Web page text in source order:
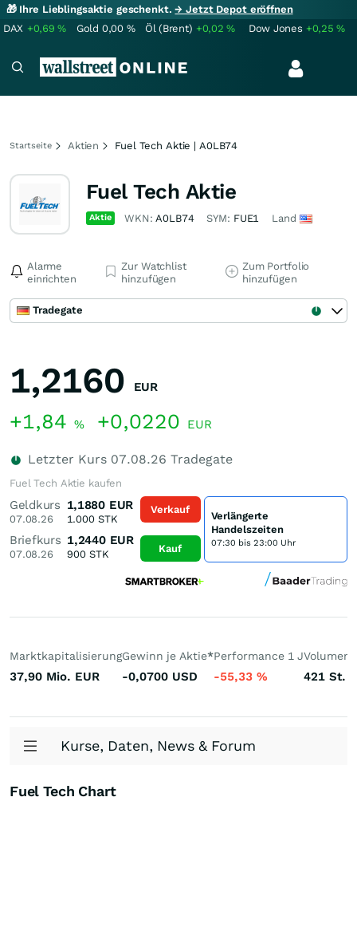
🎁 Ihre Lieblingsaktie geschenkt.→ Jetzt Depot eröffnen
DAX +0,69% Gold 0,00 % Öl (Brent) +0,02% Dow Jones +0,25%
Startseite Aktien Fuel Tech Aktie | A0LB74
Fuel Tech Aktie
Aktie WKN:A0LB74 SYM: FUE1 Land
Alarme
einrichten
Zur Watchlist
hinzufügen
Zum Portfolio
hinzufügen
Tradegate
1,2160 EUR
+1,84 % +0,0220 EUR
Letzter Kurs 07.08.26 Tradegate
Fuel Tech Aktie kaufen
Geldkurs
07.08.26
1,1880 EUR
1.000STK
Briefkurs
07.08.26
1,2440 EUR
900STK
Verkauf
Kauf
Verlängerte
Handelszeiten
07:30 bis 23:00 Uhr
Marktkapitalisierung
37,90 Mio. EUR
Gewinn je Aktie*
-0,0700 USD
Performance 1 J
-55,33 %
Volumen
421 St.
Kurse, Daten, News & Forum
Fuel Tech Chart